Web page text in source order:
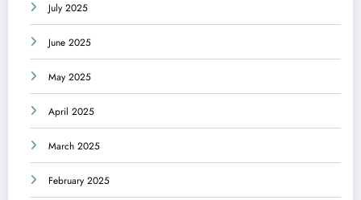
July 2025
June 2025
May 2025
April 2025
March 2025
February 2025